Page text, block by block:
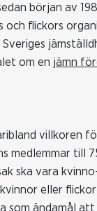
början av
flickors
om en jämn
villkoren
medlemmar till
ska vara
eller
som ändamål